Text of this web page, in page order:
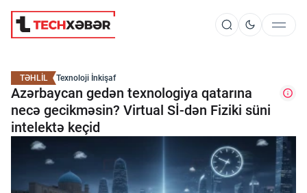
Süni İntellekt
Elm və Kosmos
Texnoloji İnkişaf
TƏHLİL Texnoloji İnkişaf
Azərbaycan gedən texnologiya qatarına
necə gecikməsin? Virtual Sİ-dən Fiziki süni
intelektə keçid